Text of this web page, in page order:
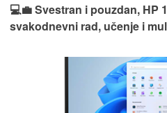
💻💼 Svestran i pouzdan, HP
svakodnevni rad, učenje i